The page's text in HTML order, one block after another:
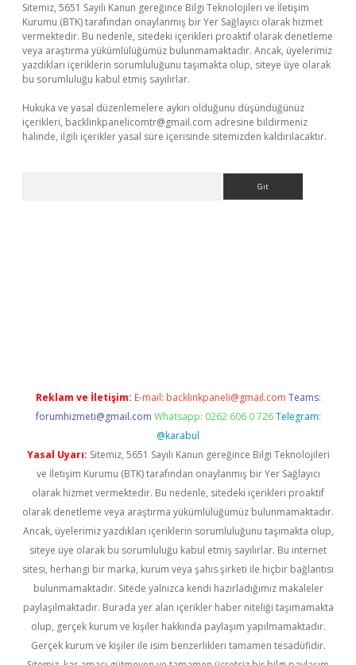
Sitemiz, 5651 Sayılı Kanun gereğince Bilgi Teknolojileri ve İletişim
Kurumu (BTK) tarafından onaylanmış bir Yer Sağlayıcı olarak hizmet
vermektedir. Bu nedenle, sitedeki içerikleri proaktif olarak denetleme
veya araştırma yükümlülüğümüz bulunmamaktadır. Ancak, üyelerimiz
yazdıkları içeriklerin sorumluluğunu taşımakta olup, siteye üye olarak
bu sorumluluğu kabul etmiş sayılırlar.
Hukuka ve yasal düzenlemelere aykırı olduğunu düşündüğünüz
içerikleri, backlinkpanelicomtr@gmail.com adresine bildirmeniz
halinde, ilgili içerikler yasal süre içerisinde sitemizden kaldırılacaktır.
Reklam ve İletişim: E-mail: backlinkpaneli@gmail.com Teams:
forumhizmeti@gmail.com Whatsapp: 0262 606 0 726 Telegram:
@karabul
Yasal Uyarı: Sitemiz, 5651 Sayılı Kanun gereğince Bilgi Teknolojileri
ve İletişim Kurumu (BTK) tarafından onaylanmış bir Yer Sağlayıcı
olarak hizmet vermektedir. Bu nedenle, sitedeki içerikleri proaktif
olarak denetleme veya araştırma yükümlülüğümüz bulunmamaktadır.
Ancak, üyelerimiz yazdıkları içeriklerin sorumluluğunu taşımakta olup,
siteye üye olarak bu sorumluluğu kabul etmiş sayılırlar. Bu internet
sitesi, herhangi bir marka, kurum veya şahıs şirketi ile hiçbir bağlantısı
bulunmamaktadır. Sitede yalnızca kendi hazırladığımız makaleler
paylaşılmaktadır. Burada yer alan içerikler haber niteliği taşımamakta
olup, gerçek kurum ve kişiler hakkında paylaşım yapılmamaktadır.
Gerçek kurum ve kişiler ile isim benzerlikleri tamamen tesadüfidir.